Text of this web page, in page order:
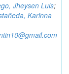
Jheysen Luis;
Karinna